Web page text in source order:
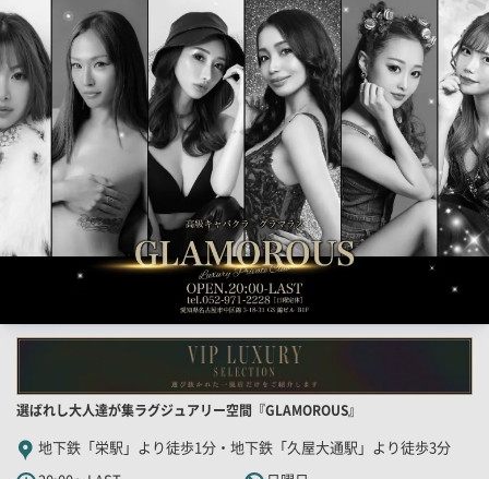
ー
索
結
果
一
覧
用
画
像
店
舗
PR
選ばれし大人達が集ラグジュアリー空間『GLAMOROUS』
地下鉄「栄駅」より徒歩1分・地下鉄「久屋大通駅」より徒歩3分